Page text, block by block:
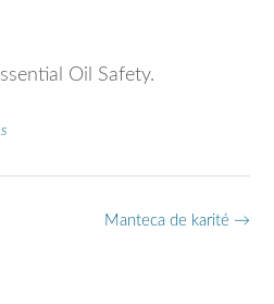
Oil Safety.
Manteca de karité →